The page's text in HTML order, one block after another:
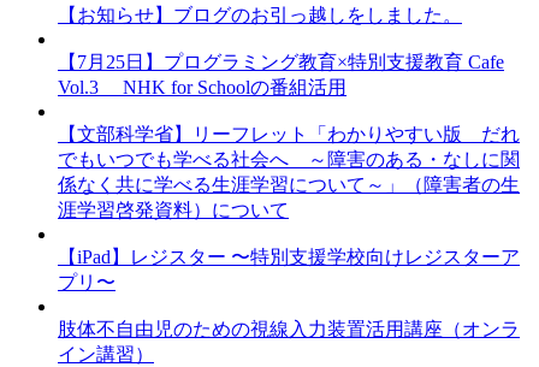
【お知らせ】ブログのお引っ越しをしました。
【7月25日】プログラミング教育×特別支援教育 Cafe
Vol.3 NHK for Schoolの番組活用
【文部科学省】リーフレット「わかりやすい版 だれ
でもいつでも学べる社会へ ～障害のある・なしに関
係なく共に学べる生涯学習について～」（障害者の生
涯学習啓発資料）について
【iPad】レジスター 〜特別支援学校向けレジスターア
プリ〜
肢体不自由児のための視線入力装置活用講座（オンラ
イン講習）